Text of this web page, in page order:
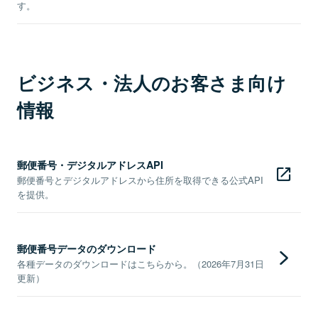
す。
ビジネス・法人のお客さま向け
情報
郵便番号・デジタルアドレスAPI
郵便番号とデジタルアドレスから住所を取得できる公式API
を提供。
郵便番号データのダウンロード
各種データのダウンロードはこちらから。（2026年7月31日
更新）